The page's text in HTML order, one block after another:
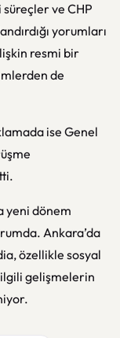
ve CHP
yorumları
resmi bir
de
ise Genel
yeni dönem
Ankara’da
özellikle sosyal
ilgili gelişmelerin